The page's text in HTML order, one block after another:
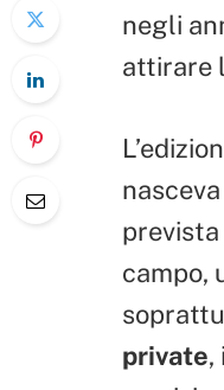
negli
attirare
campo,
private,